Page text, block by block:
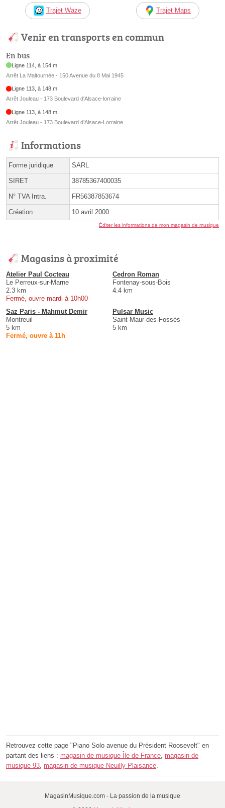
Trajet Waze Trajet Maps
Venir en transports en commun
En bus
Ligne 114, à 154 m
Arrêt La Maltournée - 150 Avenue du 8 Mai 1945
Ligne 113, à 148 m
Arrêt Jouleau - 173 Boulevard d'Alsace-lorraine
Ligne 113, à 148 m
Arrêt Jouleau - 173 Boulevard d’Alsace-Lorraine
Informations
Forme juridique SARL
SIRET 38785367400035
N° TVA Intra. FR56387853674
Création 10 avril 2000
Éditer les informations de mon magasin de musique
Magasins à proximité
Atelier Paul Cocteau
Le Perreux-sur-Marne
2.3 km
Fermé, ouvre mardi à 10h00
Cedron Roman
Fontenay-sous-Bois
4.4 km
Saz Paris - Mahmut Demir
Montreuil
5 km
Fermé, ouvre à 11h
Pulsar Music
Saint-Maur-des-Fossés
5 km
Retrouvez cette page "Piano Solo avenue du Président Roosevelt" en
partant des liens : magasin de musique Île-de-France magasin de
musique 93 magasin de musique Neuilly-Plaisance
MagasinMusique.com - La passion de la musique